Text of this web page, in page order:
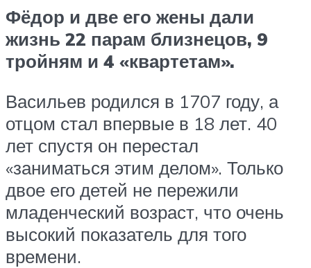
Фёдор и две его жены дали
жизнь 22 парам близнецов, 9
тройням и 4 «квартетам».
Васильев родился в 1707 году, а
отцом стал впервые в 18 лет. 40
лет спустя он перестал
«заниматься этим делом». Только
двое его детей не пережили
младенческий возраст, что очень
высокий показатель для того
времени.